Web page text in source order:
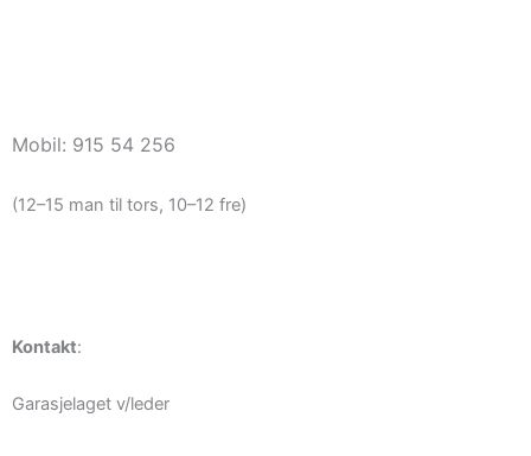
Mobil: 915 54 256
(12–15 man til tors, 10–12 fre)
Kontakt:
Garasjelaget v/leder